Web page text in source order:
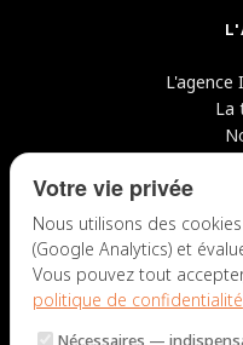
L'agence
La
NOUS
Votre vie privée
Nous utilisons des
(Google Analytics) et
Vous pouvez tout
politique de confidentialité
Nécessaires —